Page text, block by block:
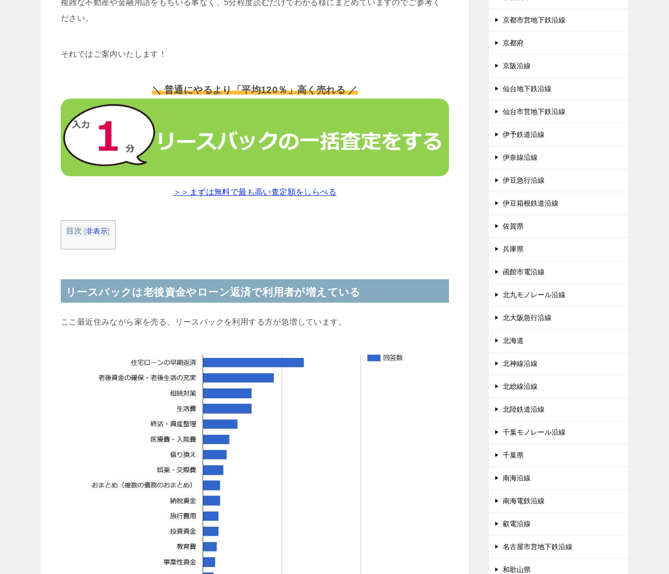
複雑な不動産や金融用語をもちいる事なく、5分程度読むだけでわかる様にまとめていますのでご参考く
ださい。
それではご案内いたします！
＼ 普通にやるより「平均120％」高く売れる ／
＞＞まずは無料で最も高い査定額をしらべる
目次 [非表示]
リースバックは老後資金やローン返済で利用者が増えている
ここ最近住みながら家を売る、リースバックを利用する方が急増しています。
京都市営地下鉄沿線
京都府
京阪沿線
仙台地下鉄沿線
仙台市営地下鉄沿線
伊予鉄道沿線
伊奈線沿線
伊豆急行沿線
伊豆箱根鉄道沿線
佐賀県
兵庫県
函館市電沿線
北九モノレール沿線
北大阪急行沿線
北海道
北神線沿線
北総線沿線
北陸鉄道沿線
千葉モノレール沿線
千葉県
南海沿線
南海電鉄沿線
叡電沿線
名古屋市営地下鉄沿線
和歌山県